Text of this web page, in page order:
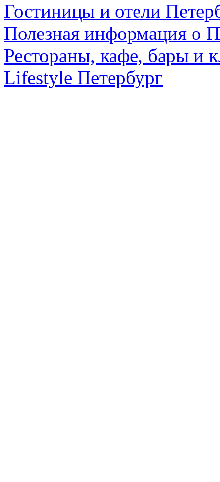
Гостиницы и отели
Полезная информация о
Рестораны, кафе, бары и
Lifestyle Петербург